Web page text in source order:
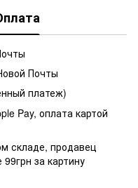
Почты
платеж)
Pay, оплата картой
складе, продавец
за картину